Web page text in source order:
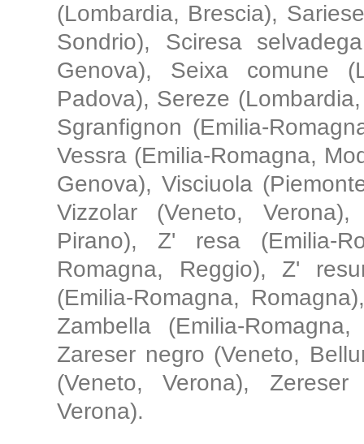
(Lombardia, Brescia),
Sondrio), Sciresa
Genova), Seixa comune
Padova), Sereze
Sgranfignon (Emilia-
Vessra (Emilia-Romagna,
Genova), Visciuola
Vizzolar (Veneto,
Pirano), Z' resa (Emilia-
Romagna, Reggio), Z'
(Emilia-Romagna,
Zambella (Emilia-
Zareser negro (Veneto,
(Veneto, Verona),
Verona).